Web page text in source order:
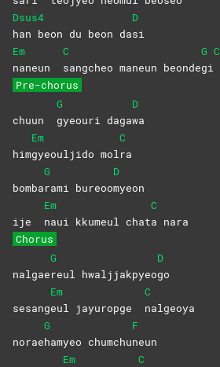
Dsus4
han beon du beon da
D
si
Em
naneun
C
sangcheo maneun beonde
G
gi
C
Pre-chorus
chuun
G
gyeouri daga
D
wa
him
Em
gyeouljido mol
C
ra
bomba
G
rami bureoo
D
myeon
ije
Em
naui kkumeul chat
C
a nara
Chorus
nalgae
G
reul hwaljjakpyeo
D
go
sesang
Em
eul jayuropge
C
nalgeoya
norae
G
hamyeo chumchu
F
neun
Em
C